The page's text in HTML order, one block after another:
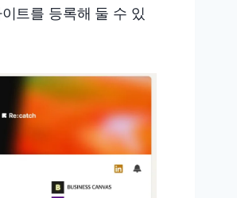
트를 등록해 둘 수 있